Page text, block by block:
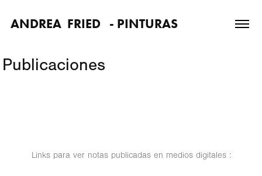
ANDREA  FRIED   - PINTURAS
Publicaciones
Links para ver notas publicadas en medios digitales :